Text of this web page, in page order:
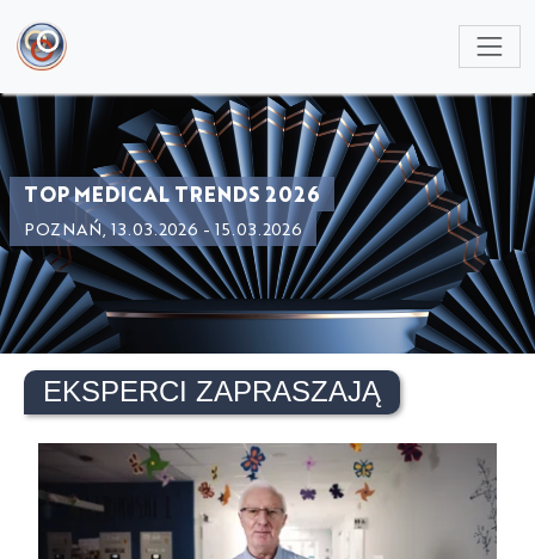
TOP MEDICAL TRENDS 2026
POZNAŃ, 13.03.2026 - 15.03.2026
EKSPERCI ZAPRASZAJĄ